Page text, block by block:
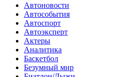
Автоновости
Автособытия
Автоспорт
Автоэксперт
Актеры
Аналитика
Баскетбол
Безумный мир